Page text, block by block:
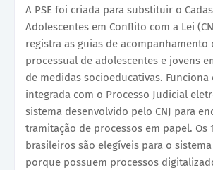
A PSE foi criada para substituir o
Adolescentes em Conflito com a Lei
registra as guias de acompanhamento
processual de adolescentes e jovens
de medidas socioeducativas.
integrada com o Processo Judicial
sistema desenvolvido pelo CNJ para
tramitação de processos em papel. Os
brasileiros são elegíveis para o
porque possuem processos